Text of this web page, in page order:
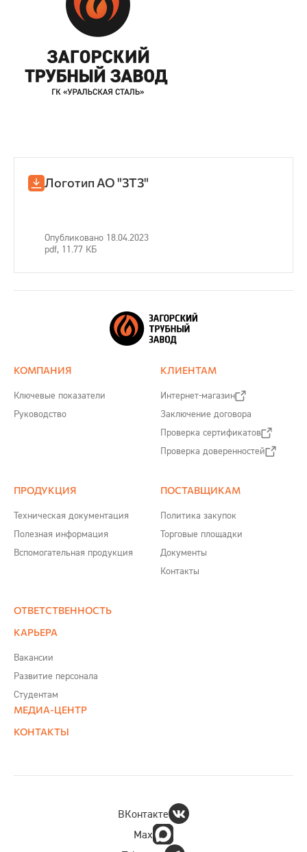
Логотип АО "ЗТЗ"
Опубликовано 18.04.2023
pdf, 11.77 КБ
КОМПАНИЯ
Ключевые показатели
Руководство
КЛИЕНТАМ
Интернет-магазин
Заключение договора
Проверка сертификатов
Проверка доверенностей
ПРОДУКЦИЯ
Техническая документация
Полезная информация
Вспомогательная продукция
ПОСТАВЩИКАМ
Политика закупок
Торговые площадки
Документы
Контакты
ОТВЕТСТВЕННОСТЬ
КАРЬЕРА
Вакансии
Развитие персонала
Студентам
МЕДИА-ЦЕНТР
КОНТАКТЫ
ВКонтакте
Max